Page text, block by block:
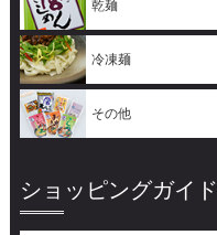
乾麺
冷凍麺
その他
ショッピングガイド